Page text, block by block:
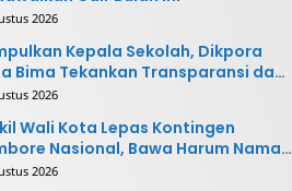
2026
Kepala Sekolah, Dikpora
Bima Tekankan Transparansi dan
2026
Wali Kota Lepas Kontingen
Nasional, Bawa Harum Nama
Bima
2026